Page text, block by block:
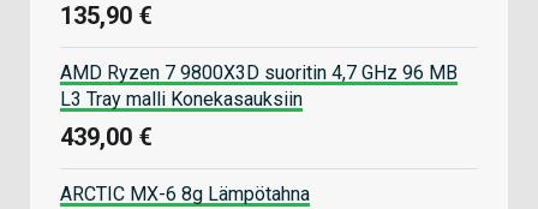
135,90 €
AMD Ryzen 7 9800X3D suoritin 4,7 GHz 96 MB
L3 Tray malli Konekasauksiin
439,00 €
ARCTIC MX-6 8g Lämpötahna